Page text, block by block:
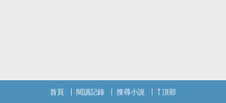
首頁 閱讀記錄 搜尋小說 頂部